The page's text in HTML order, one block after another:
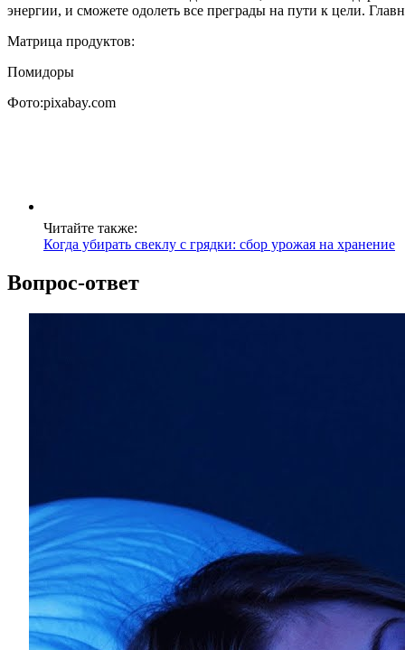
энергии, и сможете одолеть все преграды на пути к цели.
Матрица продуктов:
Помидоры
Фото:pixabay.com
Читайте также:
Когда убирать свеклу с грядки: сбор урожая на хранение
Вопрос-ответ